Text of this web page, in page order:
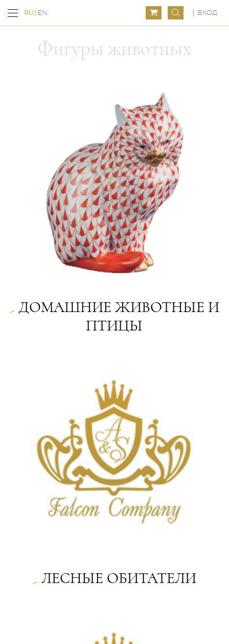
RU EN ВХОД
Фигуры животных
ДОМАШНИЕ ЖИВОТНЫЕ И
ПТИЦЫ
ЛЕСНЫЕ ОБИТАТЕЛИ